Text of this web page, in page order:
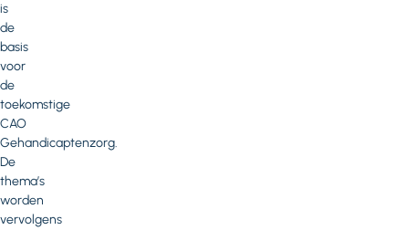
is
de
basis
voor
de
toekomstige
CAO
Gehandicaptenzorg.
De
thema’s
worden
vervolgens